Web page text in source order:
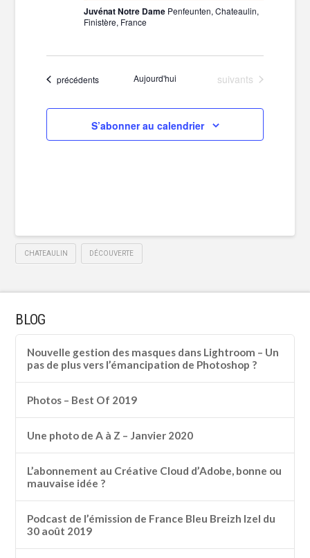
Juvénat Notre Dame Penfeunten, Chateaulin,
Finistère, France
Évènements
précédents Aujourd'hui Évènements
suivants
S’abonner au calendrier
CHATEAULIN DÉCOUVERTE
BLOG
Nouvelle gestion des masques dans Lightroom – Un
pas de plus vers l’émancipation de Photoshop ?
Photos – Best Of 2019
Une photo de A à Z – Janvier 2020
L’abonnement au Créative Cloud d’Adobe, bonne ou
mauvaise idée ?
Podcast de l’émission de France Bleu Breizh Izel du
30 août 2019